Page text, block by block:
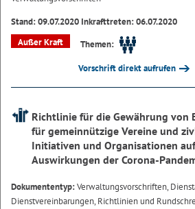
Stand: 09.07.2020 Inkrafttreten: 06.07.2020
Außer Kraft
Themen:
Vorschrift direkt aufrufen
Richtlinie für die Gewährung
für gemeinnützige Vereine und
Initiativen und Organisationen
Auswirkungen der Corona-
Dokumententyp:Verwaltungsvorschriften,
Dienstvereinbarungen, Richtlinien und